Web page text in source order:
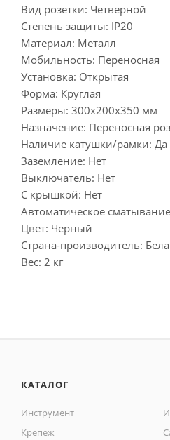
Вид розетки: Четверной
Степень защиты: IP20
Материал: Металл
Мобильность: Переносная
Установка: Открытая
Форма: Круглая
Размеры: 300х200х350 мм
Назначение: Переносная
Наличие
Заземление: Нет
Выключатель: Нет
С крышкой: Нет
Автоматическое
Цвет: Черный
Страна-производитель:
Вес: 2 кг
КАТАЛОГ
Инструмент
Крепеж